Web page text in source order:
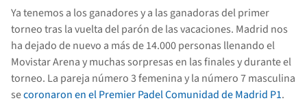
Ya tenemos a los ganadores y a las ganadoras del primer
torneo tras la vuelta del parón de las vacaciones. Madrid nos
ha dejado de nuevo a más de 14.000 personas llenando el
Movistar Arena y muchas sorpresas en las finales y durante el
torneo. La pareja número 3 femenina y la número 7 masculina
secoronaron en el Premier Padel Comunidad de Madrid P1.